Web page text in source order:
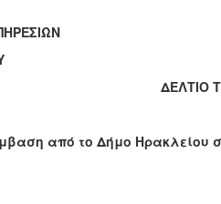
ΔΕΛΤΙΟ
από το Δήμο Ηρακλείου